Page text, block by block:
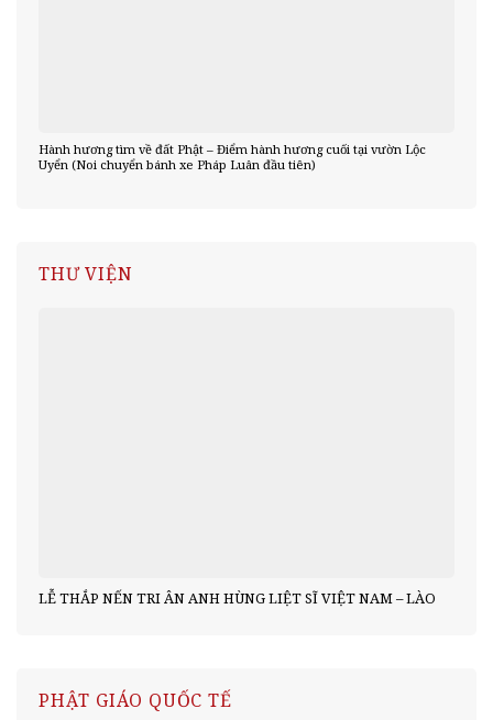
Hành hương tìm về đất Phật – Điểm hành hương cuối tại vườn Lộc
Uyển (Noi chuyển bánh xe Pháp Luân đầu tiên)
THƯ VIỆN
LỄ THẮP NẾN TRI ÂN ANH HÙNG LIỆT SĨ VIỆT NAM – LÀO
PHẬT GIÁO QUỐC TẾ